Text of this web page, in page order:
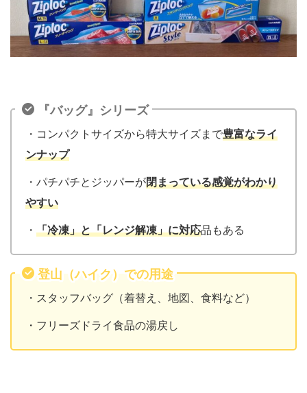
『バッグ』シリーズ
・コンパクトサイズから特大サイズまで豊富なライ
ンナップ
・パチパチとジッパーが閉まっている感覚がわかり
やすい
・ 「冷凍」と「レンジ解凍」に対応品もある
登山（ハイク）での用途
・スタッフバッグ（着替え、地図、食料など）
・フリーズドライ食品の湯戻し